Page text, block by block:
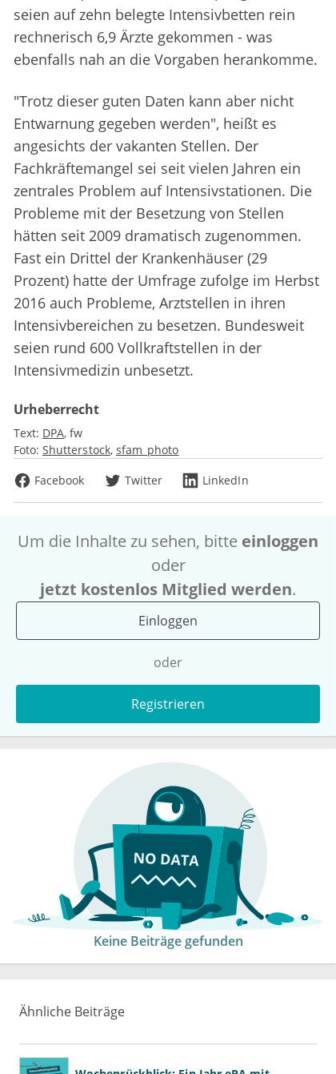
seien auf zehn belegte Intensivbetten rein
rechnerisch 6,9 Ärzte gekommen - was
ebenfalls nah an die Vorgaben herankomme.
"Trotz dieser guten Daten kann aber nicht
Entwarnung gegeben werden", heißt es
angesichts der vakanten Stellen. Der
Fachkräftemangel sei seit vielen Jahren ein
zentrales Problem auf Intensivstationen. Die
Probleme mit der Besetzung von Stellen
hätten seit 2009 dramatisch zugenommen.
Fast ein Drittel der Krankenhäuser (29
Prozent) hatte der Umfrage zufolge im Herbst
2016 auch Probleme, Arztstellen in ihren
Intensivbereichen zu besetzen. Bundesweit
seien rund 600 Vollkraftstellen in der
Intensivmedizin unbesetzt.
Urheberrecht
Text: DPA fw
Foto: Shutterstock sfam_photo
Facebook
Twitter LinkedIn
Um die Inhalte zu sehen, bitte einloggen
oder
jetzt kostenlos Mitglied werden.
Einloggen
oder
Registrieren
Keine Beiträge gefunden
Ähnliche Beiträge